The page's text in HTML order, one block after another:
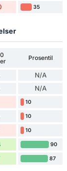
35
Prosentil
N/A
N/A
10
10
10
90
87